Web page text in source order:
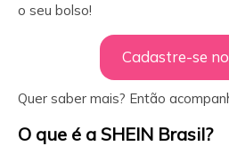
o seu bolso!
Cadastre-se
Quer saber mais? Então
O que é a SHEIN Brasil?